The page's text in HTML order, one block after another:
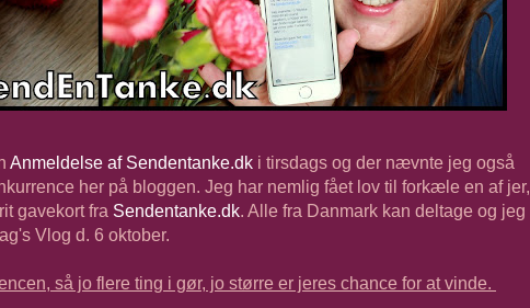
Anmeldelse af Sendentanke.dk i tirsdags og der nævnte jeg også
her på bloggen. Jeg har nemlig fået lov til forkæle en af jer,
gavekort fra Sendentanke.dk. Alle fra Danmark kan deltage og jeg
Vlog d. 6 oktober.
så jo flere ting i gør, jo større er jeres chance for at vinde.